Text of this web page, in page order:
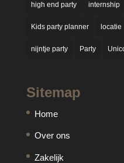
high end party internship
Kids party planner locatie
nijntje party Party
Sitemap
Home
Over ons
Zakelijk